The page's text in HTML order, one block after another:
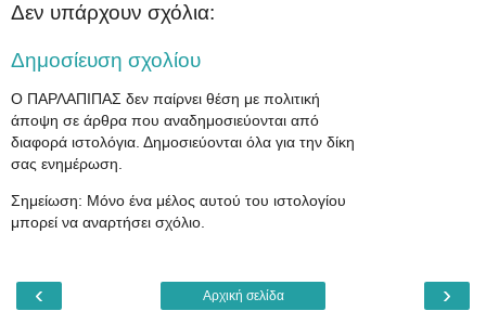
Δεν υπάρχουν σχόλια:
Δημοσίευση σχολίου
Ο ΠΑΡΛΑΠΙΠΑΣ δεν παίρνει θέση με πολιτική
άποψη σε άρθρα που αναδημοσιεύονται από
διαφορά ιστολόγια. Δημοσιεύονται όλα για την δίκη
σας ενημέρωση.
Σημείωση: Μόνο ένα μέλος αυτού του ιστολογίου
μπορεί να αναρτήσει σχόλιο.
‹ ›
Αρχική σελίδα